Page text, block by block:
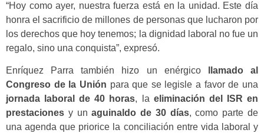
“Hoy como ayer, nuestra fuerza está en la unidad. Este día
honra el sacrificio de millones de personas que lucharon por
los derechos que hoy tenemos; la dignidad laboral no fue un
regalo, sino una conquista”, expresó.
Enríquez Parra también hizo un enérgico
llamado al
Congreso de la Unión para que se legisle a favor de una
jornada laboral de 40 horas, la eliminación del ISR en
prestaciones y unaguinaldo de 30 días, como parte de
una agenda que priorice la conciliación entre vida laboral y